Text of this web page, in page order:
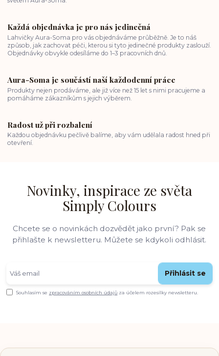
Každá objednávka je pro nás jedinečná
Lahvičky Aura-Soma pro vás objednáváme průběžně. Je to náš
způsob, jak zachovat péči, kterou si tyto jedinečné produkty zaslouží.
Objednávky obvykle odesíláme do 1–3 pracovních dnů.
Aura-Soma je součástí naší každodenní práce
Produkty nejen prodáváme, ale již více než 15 let s nimi pracujeme a
pomáháme zákazníkům s jejich výběrem.
Radost už při rozbalení
Každou objednávku pečlivě balíme, aby vám udělala radost hned při
otevření.
Novinky, inspirace ze světa
Simply Colours
Chcete se o novinkách dozvědět jako první? Pak se
přihlašte k newsletteru. Můžete se kdykoli odhlásit.
Přihlásit se
Souhlasím se zpracováním osobních údajů za účelem rozesílky newsletteru.